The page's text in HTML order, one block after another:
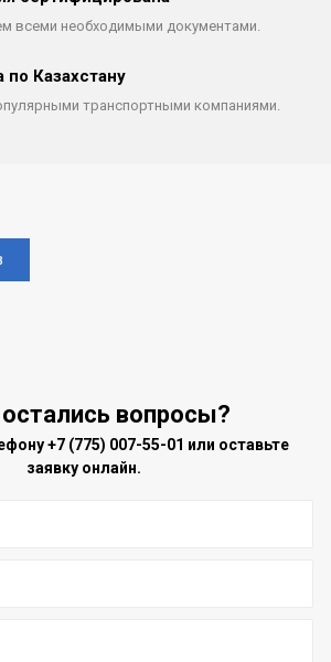
всеми необходимыми документами.
по Казахстану
транспортными компаниями.
вопросы?
+7 (775) 007-55-01 или оставьте
заявку онлайн.